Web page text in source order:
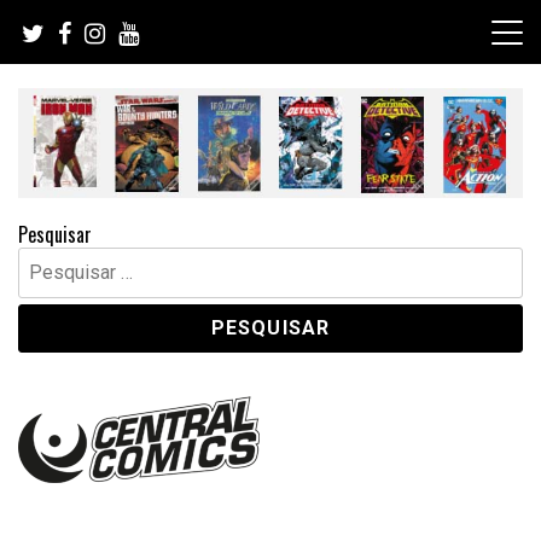
content
Pesquisar
Pesquisar
por: